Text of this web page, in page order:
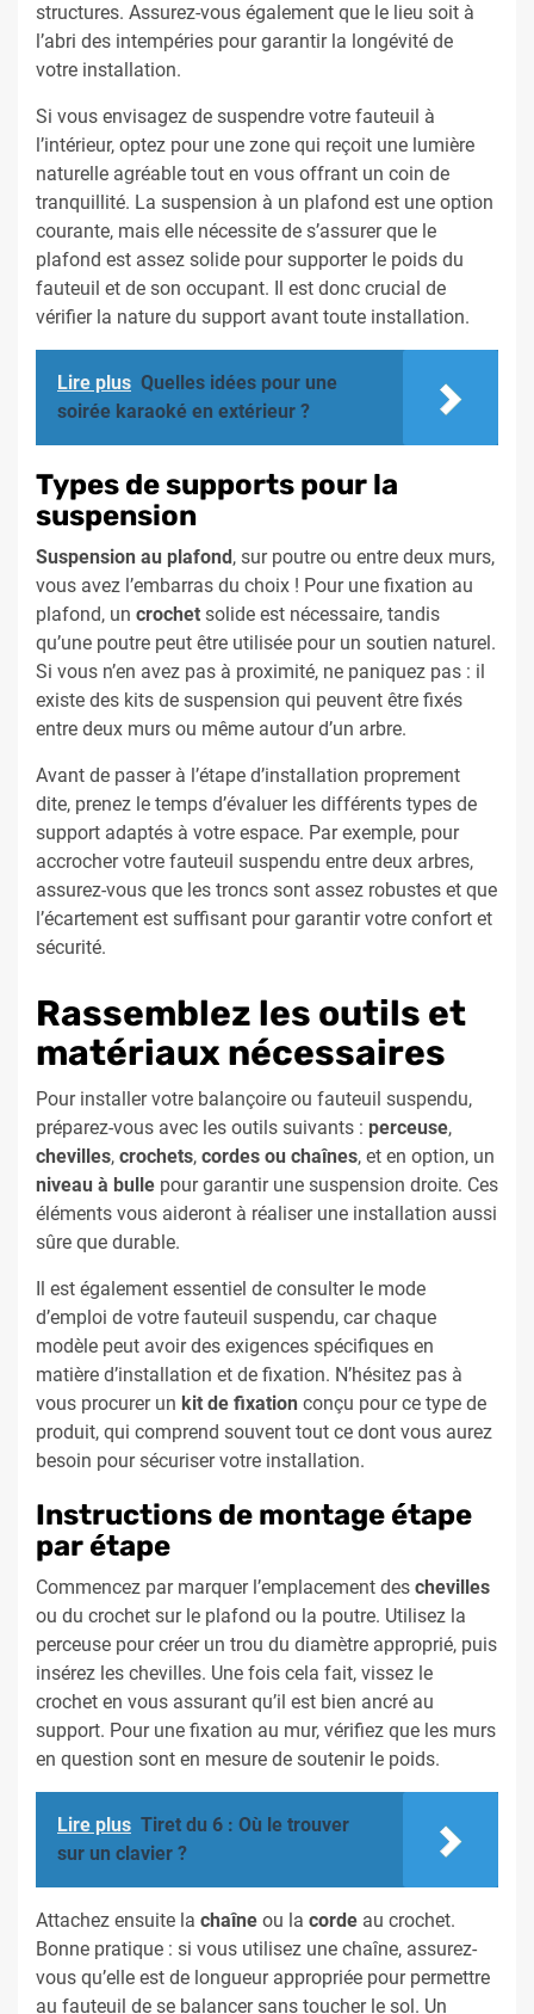
structures. Assurez-vous également que le lieu soit à
l’abri des intempéries pour garantir la longévité de
votre installation.
Si vous envisagez de suspendre votre fauteuil à
l’intérieur, optez pour une zone qui reçoit une lumière
naturelle agréable tout en vous offrant un coin de
tranquillité. La suspension à un plafond est une option
courante, mais elle nécessite de s’assurer que le
plafond est assez solide pour supporter le poids du
fauteuil et de son occupant. Il est donc crucial de
vérifier la nature du support avant toute installation.
Lire plus Quelles idées pour une
soirée karaoké en extérieur ?
Types de supports pour la
suspension
Suspension au plafond , sur poutre ou entre deux murs,
vous avez l’embarras du choix ! Pour une fixation au
plafond, un crochet solide est nécessaire, tandis
qu’une poutre peut être utilisée pour un soutien naturel.
Si vous n’en avez pas à proximité, ne paniquez pas : il
existe des kits de suspension qui peuvent être fixés
entre deux murs ou même autour d’un arbre.
Avant de passer à l’étape d’installation proprement
dite, prenez le temps d’évaluer les différents types de
support adaptés à votre espace. Par exemple, pour
accrocher votre fauteuil suspendu entre deux arbres,
assurez-vous que les troncs sont assez robustes et que
l’écartement est suffisant pour garantir votre confort et
sécurité.
Rassemblez les outils et
matériaux nécessaires
Pour installer votre balançoire ou fauteuil suspendu,
préparez-vous avec les outils suivants : perceuse,
chevilles, crochets, cordes ou chaînes, et en option, un
niveau à bulle pour garantir une suspension droite. Ces
éléments vous aideront à réaliser une installation aussi
sûre que durable.
Il est également essentiel de consulter le mode
d’emploi de votre fauteuil suspendu, car chaque
modèle peut avoir des exigences spécifiques en
matière d’installation et de fixation. N’hésitez pas à
vous procurer un kit de fixation conçu pour ce type de
produit, qui comprend souvent tout ce dont vous aurez
besoin pour sécuriser votre installation.
Instructions de montage étape
par étape
Commencez par marquer l’emplacement des chevilles
ou du crochet sur le plafond ou la poutre. Utilisez la
perceuse pour créer un trou du diamètre approprié, puis
insérez les chevilles. Une fois cela fait, vissez le
crochet en vous assurant qu’il est bien ancré au
support. Pour une fixation au mur, vérifiez que les murs
en question sont en mesure de soutenir le poids.
Lire plus Tiret du 6 : Où le trouver
sur un clavier ?
Attachez ensuite la chaîne ou la corde au crochet.
Bonne pratique : si vous utilisez une chaîne, assurez-
vous qu’elle est de longueur appropriée pour permettre
au fauteuil de se balancer sans toucher le sol. Un